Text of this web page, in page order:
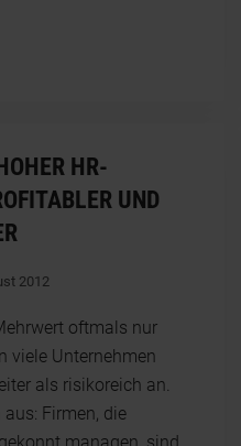
HR-
UND
2012
oftmals nur
viele Unternehmen
als risikoreich an.
Firmen, die